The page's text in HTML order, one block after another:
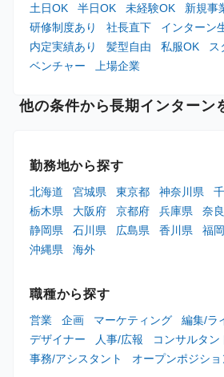
土日OK
半日OK 未経験OK 新規事
研修制度あり
社長直下
インターン
内定実績あり
髪型自由 私服OK
ス
ベンチャー
上場企業
他の条件から長期インターン
勤務地から探す
北海道 宮城県 東京都 神奈川県
栃木県
大阪府 京都府 兵庫県 奈
静岡県
石川県 広島県 香川県 福
沖縄県
海外
職種から探す
営業 企画 マーケティング 編集/ラ
デザイナー
人事/広報
コンサルタン
事務/アシスタント
オープンポジショ